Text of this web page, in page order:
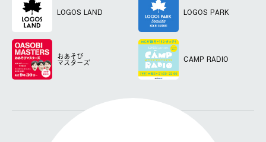
LOGOS LAND LOGOS PARK
おあそび
マスターズ CAMP RADIO